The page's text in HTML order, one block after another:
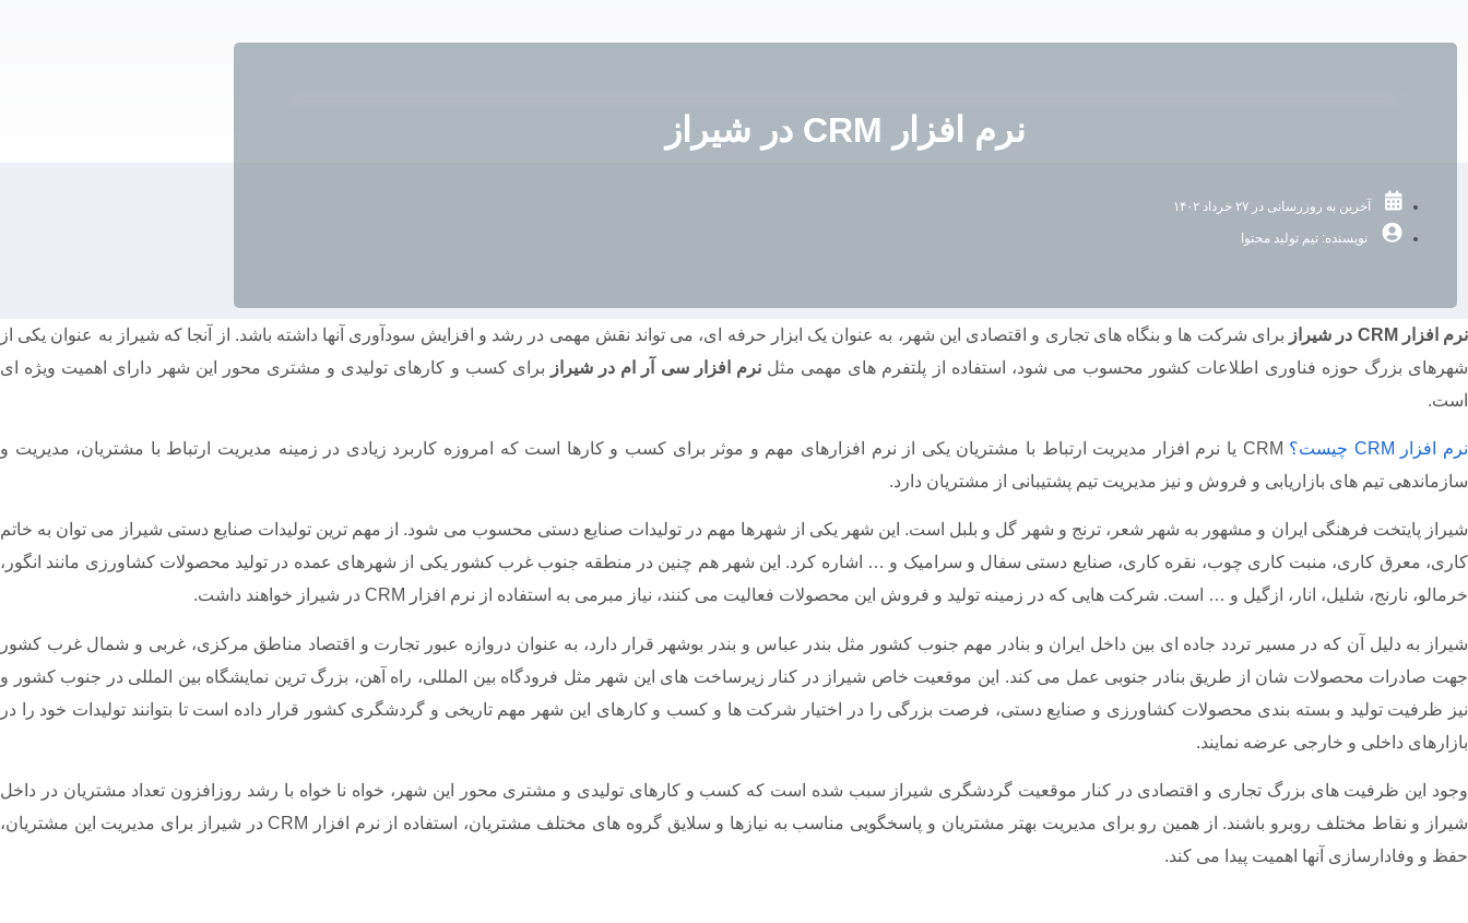
نرم افزار CRM در شیراز
آخرین به روزرسانی در ۲۷ خرداد ۱۴۰۲
نویسنده: تیم تولید محتوا
نرم افزار CRM در شیراز
برای شرکت ها و بنگاه های تجاری و اقتصادی این شهر، به عنوان یک ابزار حرفه ای، می تواند نقش مهمی در رشد و افزایش سودآوری آنها داشته باشد. از آنجا که شیراز به عنوان یکی از
شهرهای بزرگ حوزه فناوری اطلاعات کشور محسوب می شود، استفاده از پلتفرم های مهمی مثلنرم افزار سی آر ام در شیراز
برای کسب و کارهای تولیدی و مشتری محور این شهر دارای اهمیت ویژه ای
است.
نرم افزار CRM چیست؟
CRM یا نرم افزار مدیریت ارتباط با مشتریان یکی از نرم افزارهای مهم و موثر برای کسب و کارها است که امروزه کاربرد زیادی در زمینه مدیریت ارتباط با مشتریان، مدیریت و
سازماندهی تیم های بازاریابی و فروش و نیز مدیریت تیم پشتیبانی از مشتریان دارد.
شیراز پایتخت فرهنگی ایران و مشهور به شهر شعر، ترنج و شهر گل و بلبل است. این شهر یکی از شهرها مهم در تولیدات صنایع دستی محسوب می شود. از مهم ترین تولیدات صنایع دستی شیراز می توان به خاتم
کاری، معرق کاری، منبت کاری چوب، نقره کاری، صنایع دستی سفال و سرامیک و … اشاره کرد. این شهر هم چنین در منطقه جنوب غرب کشور یکی از شهرهای عمده در تولید محصولات کشاورزی مانند انگور،
خرمالو، نارنج، شلیل، انار، ازگیل و … است. شرکت هایی که در زمینه تولید و فروش این محصولات فعالیت می کنند، نیاز مبرمی به استفاده از نرم افزار CRM در شیراز خواهند داشت.
شیراز به دلیل آن که در مسیر تردد جاده ای بین داخل ایران و بنادر مهم جنوب کشور مثل بندر عباس و بندر بوشهر قرار دارد، به عنوان دروازه عبور تجارت و اقتصاد مناطق مرکزی، غربی و شمال غرب کشور
جهت صادرات محصولات شان از طریق بنادر جنوبی عمل می کند. این موقعیت خاص شیراز در کنار زیرساخت های این شهر مثل فرودگاه بین المللی، راه آهن، بزرگ ترین نمایشگاه بین المللی در جنوب کشور و
نیز ظرفیت تولید و بسته بندی محصولات کشاورزی و صنایع دستی، فرصت بزرگی را در اختیار شرکت ها و کسب و کارهای این شهر مهم تاریخی و گردشگری کشور قرار داده است تا بتوانند تولیدات خود را در
بازارهای داخلی و خارجی عرضه نمایند.
وجود این ظرفیت های بزرگ تجاری و اقتصادی در کنار موقعیت گردشگری شیراز سبب شده است که کسب و کارهای تولیدی و مشتری محور این شهر، خواه نا خواه با رشد روزافزون تعداد مشتریان در داخل
شیراز و نقاط مختلف روبرو باشند. از همین رو برای مدیریت بهتر مشتریان و پاسخگویی مناسب به نیازها و سلایق گروه های مختلف مشتریان، استفاده از نرم افزار CRM در شیراز برای مدیریت این مشتریان،
حفظ و وفادارسازی آنها اهمیت پیدا می کند.